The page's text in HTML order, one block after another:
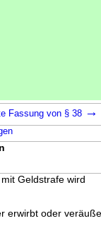
Fassung von § 38 →
Geldstrafe wird
erwirbt oder